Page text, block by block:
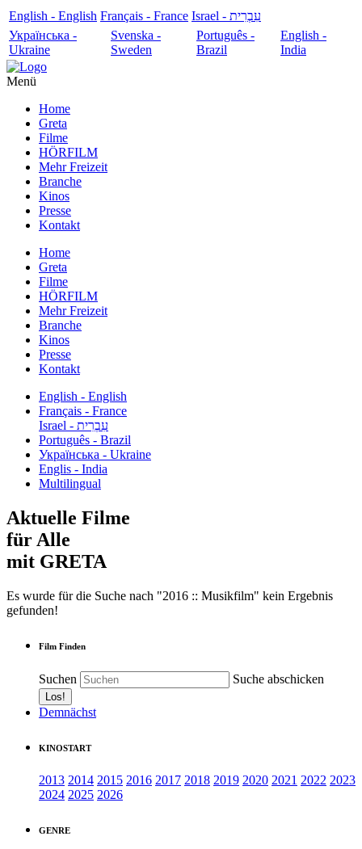
English - English Français - France
עִבְרִית - Israel
Українська -
Ukraine
Svenska -
Sweden
Português -
Brazil
English -
India
Menü
Home
Greta
Filme
HÖRFILM
Mehr Freizeit
Branche
Kinos
Presse
Kontakt
Home
Greta
Filme
HÖRFILM
Mehr Freizeit
Branche
Kinos
Presse
Kontakt
English - English
Français - France
עִבְרִית - Israel
Português - Brazil
Українська - Ukraine
Englis - India
Multilingual
Aktuelle Filme
für Alle
mit GRETA
Es wurde für die Suche nach "2016 :: Musikfilm" kein Ergebnis
gefunden!
Film Finden
Suchen Suche abschicken
Demnächst
KINOSTART
2013 2014 2015 2016 2017 2018 2019 2020 2021 2022 2023
2024 2025 2026
GENRE